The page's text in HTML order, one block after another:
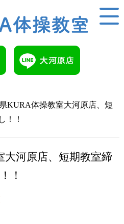
KURA体操教室大河原店、短
！！
大河原店、短期教室締
！